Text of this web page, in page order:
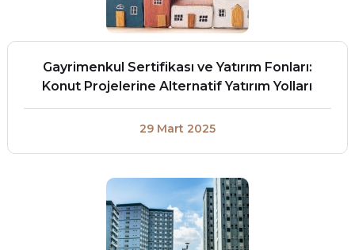
Gayrimenkul Sertifikası ve Yatırım Fonları:
Konut Projelerine Alternatif Yatırım Yolları
29 Mart 2025